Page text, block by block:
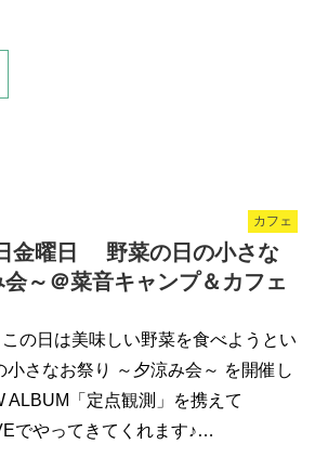
カフェ
日金曜日 野菜の日の小さな
～＠菜音キャンプ＆カフェ
の日は美味しい野菜を食べようとい
小さなお祭り ～夕涼み会～ を開催し
ALBUM「定点観測」を携えて
でやってきてくれます♪…